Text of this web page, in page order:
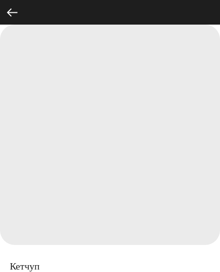
Кетчуп